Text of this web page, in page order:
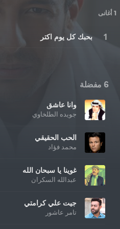
1 أغانى
بحبك كل يوم اكتر
6 مفضلة
وانا عاشق
جويده الطلخاوي
الحب الحقيقي
محمد فؤاد
غوينا يا سبحان الله
عبدالله السكران
جيت علي كرامتي
تامر عاشور